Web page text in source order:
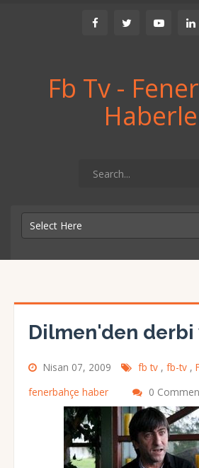
Fb Tv -
Dilmen'den derbi
Nisan 07, 2009 fb tv , fb-tv ,
fenerbahçe haber
0